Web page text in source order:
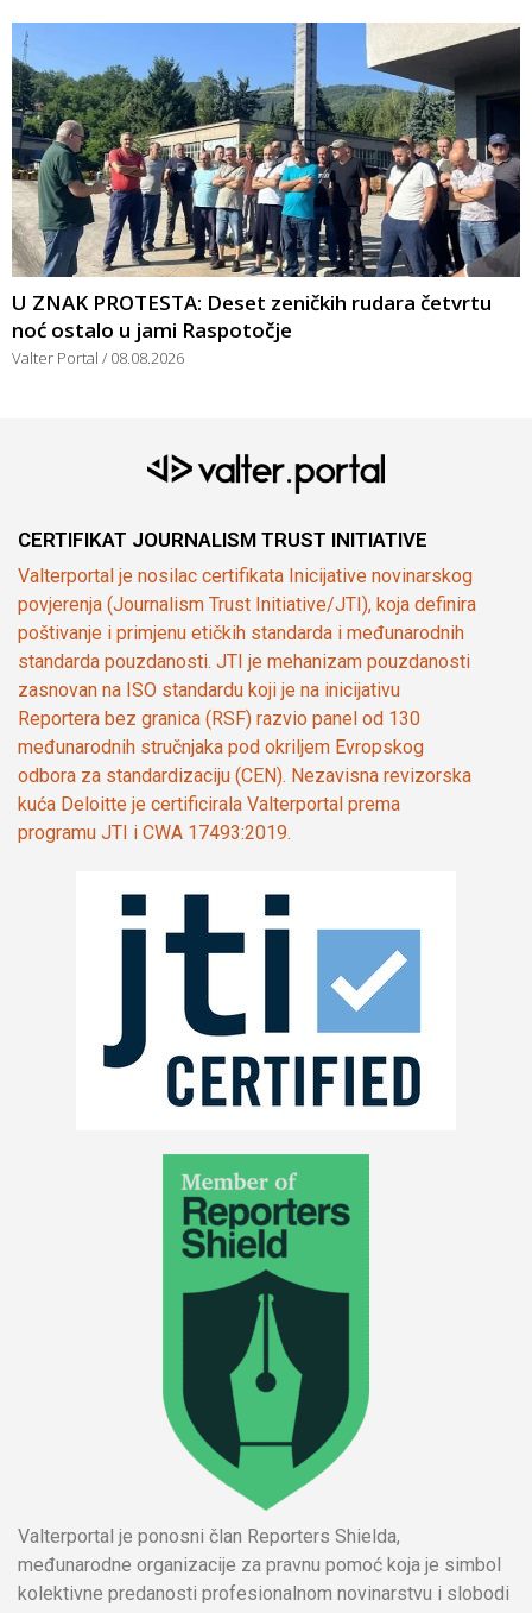
U ZNAK PROTESTA: Deset zeničkih rudara četvrtu
noć ostalo u jami Raspotočje
Valter Portal 08.08.2026
CERTIFIKAT JOURNALISM TRUST INITIATIVE
Valterportal je nosilac certifikata Inicijative novinarskog
povjerenja (Journalism Trust Initiative/JTI), koja definira
poštivanje i primjenu etičkih standarda i međunarodnih
standarda pouzdanosti. JTI je mehanizam pouzdanosti
zasnovan na ISO standardu koji je na inicijativu
Reportera bez granica (RSF) razvio panel od 130
međunarodnih stručnjaka pod okriljem Evropskog
odbora za standardizaciju (CEN). Nezavisna revizorska
kuća Deloitte je certificirala Valterportal prema
programu JTI i CWA 17493:2019.
Valterportal je ponosni član Reporters Shielda,
međunarodne organizacije za pravnu pomoć koja je simbol
kolektivne predanosti profesionalnom novinarstvu i slobodi